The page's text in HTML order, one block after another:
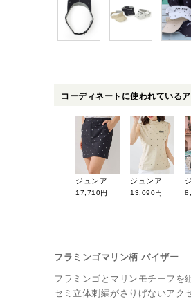
コーディネートに使われている
17,710円 13,090円
フラミンゴマリン柄 バイザー
フラミンゴとマリンモチーフを
セミ立体刺繍がさりげないアク